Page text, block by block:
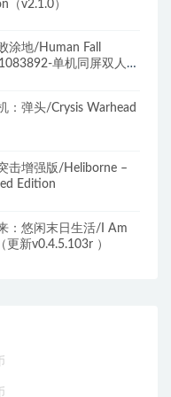
（v2.1.0）
涂地/Human Fall
单机同屏双人网
：弹头/Crysis Warhead
击增强版/Heliborne –
Edition
：悠闲末日生活/I Am
更新v0.4.5.103r ）